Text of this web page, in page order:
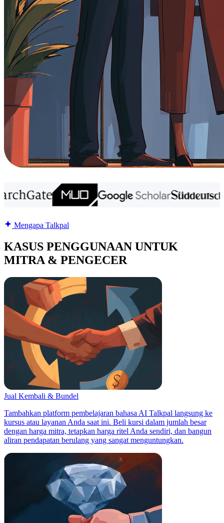
Mengapa Talkpal
KASUS PENGGUNAAN UNTUK
MITRA & PENGECER
Jual Kembali & Bundel
Tambahkan platform pembelajaran bahasa AI Talkpal langsung ke
kursus atau layanan Anda saat ini. Beli kursi dalam jumlah besar
dengan harga mitra, tetapkan harga ritel Anda sendiri, dan bangun
aliran pendapatan berulang yang sangat menguntungkan.